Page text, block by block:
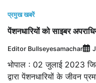
प्रमुख खबरें
पेंशनधारियों को साइबर
Editor Bullseyesamachar
भोपाल : 02 जुलाई 2023
द्वारा पेंशनधारियों के जीवन